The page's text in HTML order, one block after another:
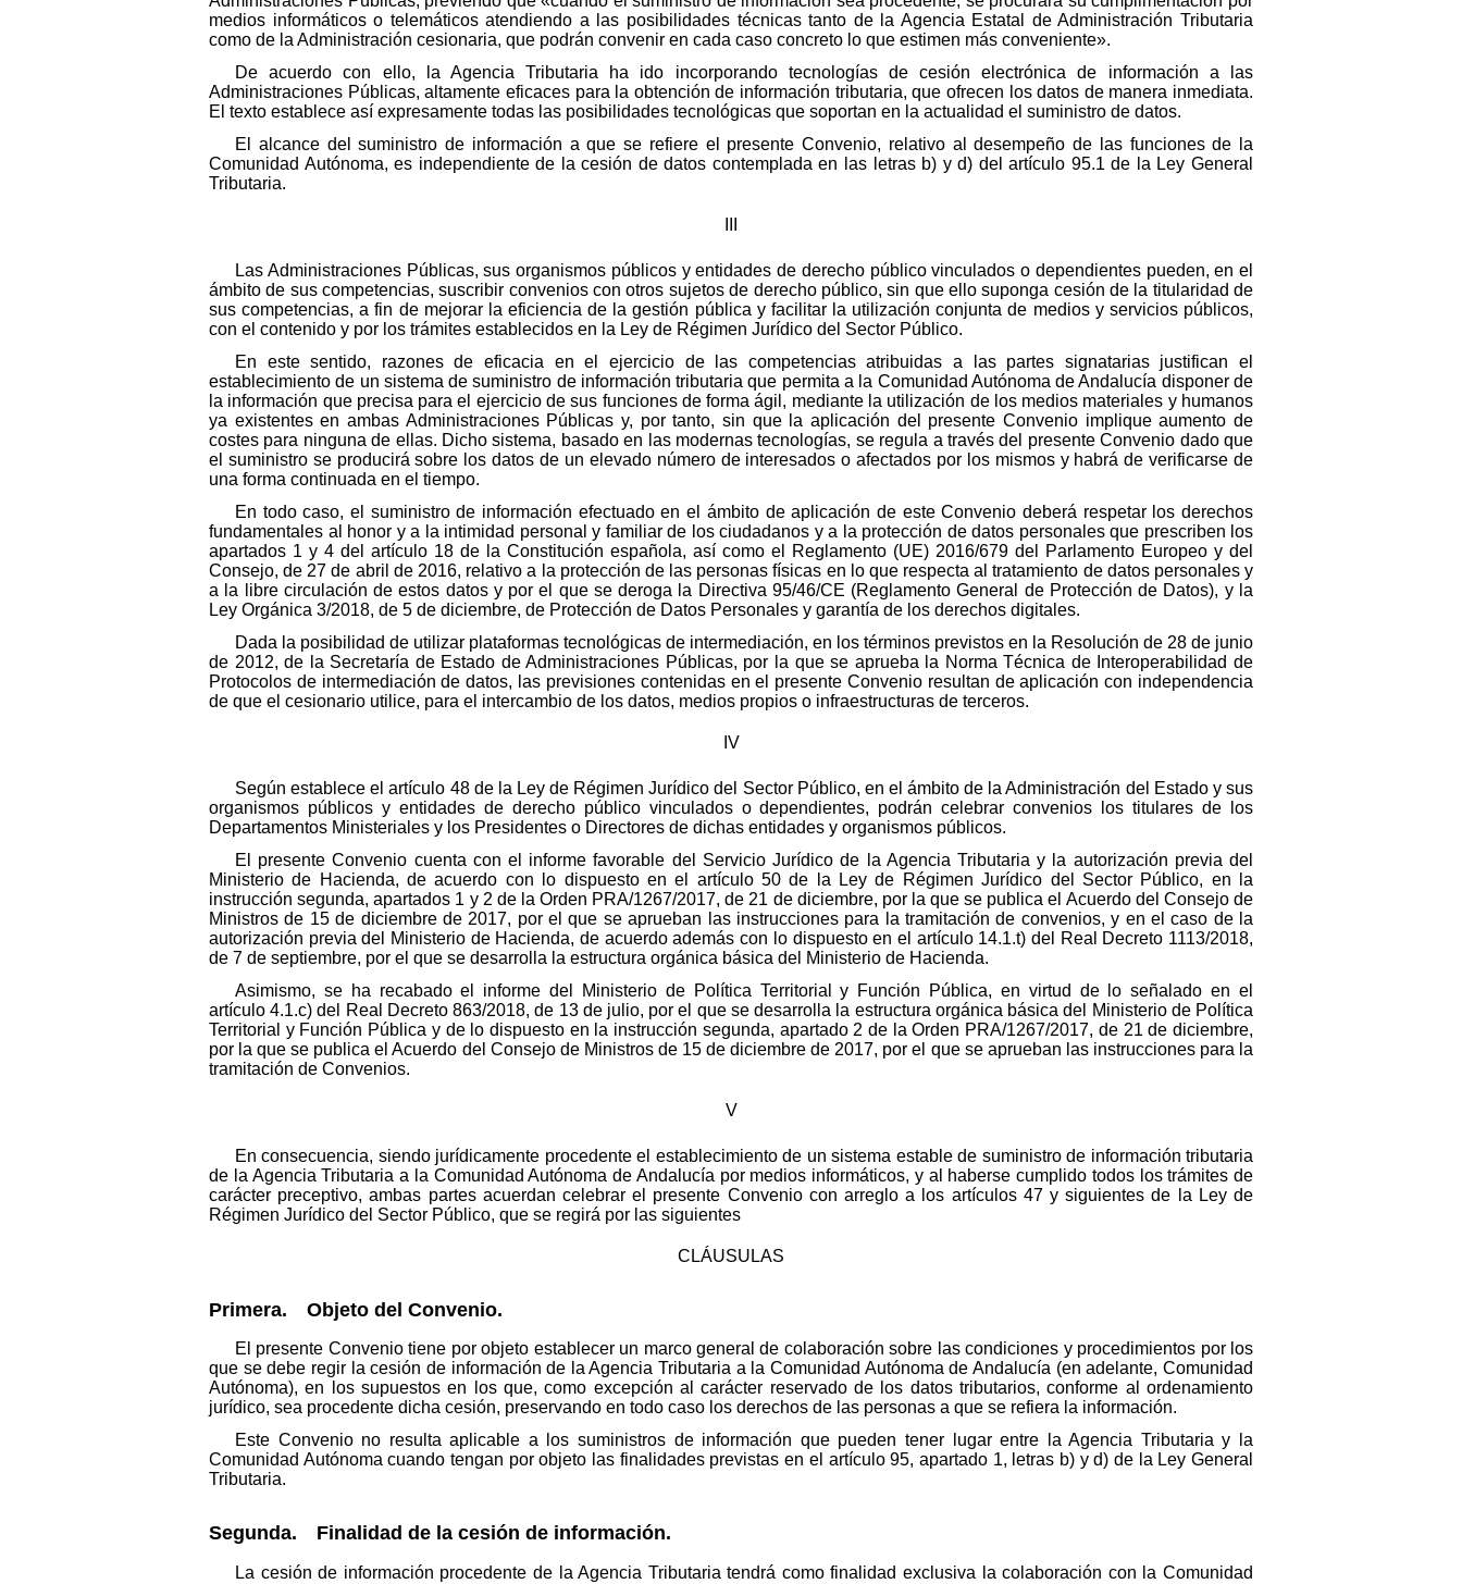
medios informáticos o telemáticos atendiendo a las posibilidades técnicas tanto de la Agencia Estatal de Administración Tributaria
como de la Administración cesionaria, que podrán convenir en cada caso concreto lo que estimen más conveniente».
De acuerdo con ello, la Agencia Tributaria ha ido incorporando tecnologías de cesión electrónica de información a las
Administraciones Públicas, altamente eficaces para la obtención de información tributaria, que ofrecen los datos de manera inmediata.
El texto establece así expresamente todas las posibilidades tecnológicas que soportan en la actualidad el suministro de datos.
El alcance del suministro de información a que se refiere el presente Convenio, relativo al desempeño de las funciones de la
Comunidad Autónoma, es independiente de la cesión de datos contemplada en las letras b) y d) del artículo 95.1 de la Ley General
Tributaria.
Las Administraciones Públicas, sus organismos públicos y entidades de derecho público vinculados o dependientes pueden, en el
ámbito de sus competencias, suscribir convenios con otros sujetos de derecho público, sin que ello suponga cesión de la titularidad de
sus competencias, a fin de mejorar la eficiencia de la gestión pública y facilitar la utilización conjunta de medios y servicios públicos,
con el contenido y por los trámites establecidos en la Ley de Régimen Jurídico del Sector Público.
En este sentido, razones de eficacia en el ejercicio de las competencias atribuidas a las partes signatarias justifican el
establecimiento de un sistema de suministro de información tributaria que permita a la Comunidad Autónoma de Andalucía disponer de
la información que precisa para el ejercicio de sus funciones de forma ágil, mediante la utilización de los medios materiales y humanos
ya existentes en ambas Administraciones Públicas y, por tanto, sin que la aplicación del presente Convenio implique aumento de
costes para ninguna de ellas. Dicho sistema, basado en las modernas tecnologías, se regula a través del presente Convenio dado que
el suministro se producirá sobre los datos de un elevado número de interesados o afectados por los mismos y habrá de verificarse de
una forma continuada en el tiempo.
En todo caso, el suministro de información efectuado en el ámbito de aplicación de este Convenio deberá respetar los derechos
fundamentales al honor y a la intimidad personal y familiar de los ciudadanos y a la protección de datos personales que prescriben los
apartados 1 y 4 del artículo 18 de la Constitución española, así como el Reglamento (UE) 2016/679 del Parlamento Europeo y del
Consejo, de 27 de abril de 2016, relativo a la protección de las personas físicas en lo que respecta al tratamiento de datos personales y
a la libre circulación de estos datos y por el que se deroga la Directiva 95/46/CE (Reglamento General de Protección de Datos), y la
Ley Orgánica 3/2018, de 5 de diciembre, de Protección de Datos Personales y garantía de los derechos digitales.
Dada la posibilidad de utilizar plataformas tecnológicas de intermediación, en los términos previstos en la Resolución de 28 de junio
de 2012, de la Secretaría de Estado de Administraciones Públicas, por la que se aprueba la Norma Técnica de Interoperabilidad de
Protocolos de intermediación de datos, las previsiones contenidas en el presente Convenio resultan de aplicación con independencia
de que el cesionario utilice, para el intercambio de los datos, medios propios o infraestructuras de terceros.
IV
Según establece el artículo 48 de la Ley de Régimen Jurídico del Sector Público, en el ámbito de la Administración del Estado y sus
organismos públicos y entidades de derecho público vinculados o dependientes, podrán celebrar convenios los titulares de los
Departamentos Ministeriales y los Presidentes o Directores de dichas entidades y organismos públicos.
El presente Convenio cuenta con el informe favorable del Servicio Jurídico de la Agencia Tributaria y la autorización previa del
Ministerio de Hacienda, de acuerdo con lo dispuesto en el artículo 50 de la Ley de Régimen Jurídico del Sector Público, en la
instrucción segunda, apartados 1 y 2 de la Orden PRA/1267/2017, de 21 de diciembre, por la que se publica el Acuerdo del Consejo de
Ministros de 15 de diciembre de 2017, por el que se aprueban las instrucciones para la tramitación de convenios, y en el caso de la
autorización previa del Ministerio de Hacienda, de acuerdo además con lo dispuesto en el artículo 14.1.t) del Real Decreto 1113/2018,
de 7 de septiembre, por el que se desarrolla la estructura orgánica básica del Ministerio de Hacienda.
Asimismo, se ha recabado el informe del Ministerio de Política Territorial y Función Pública, en virtud de lo señalado en el
artículo 4.1.c) del Real Decreto 863/2018, de 13 de julio, por el que se desarrolla la estructura orgánica básica del Ministerio de Política
Territorial y Función Pública y de lo dispuesto en la instrucción segunda, apartado 2 de la Orden PRA/1267/2017, de 21 de diciembre,
por la que se publica el Acuerdo del Consejo de Ministros de 15 de diciembre de 2017, por el que se aprueban las instrucciones para la
tramitación de Convenios.
V
En consecuencia, siendo jurídicamente procedente el establecimiento de un sistema estable de suministro de información tributaria
de la Agencia Tributaria a la Comunidad Autónoma de Andalucía por medios informáticos, y al haberse cumplido todos los trámites de
carácter preceptivo, ambas partes acuerdan celebrar el presente Convenio con arreglo a los artículos 47 y siguientes de la Ley de
Régimen Jurídico del Sector Público, que se regirá por las siguientes
CLÁUSULAS
Primera. Objeto del Convenio.
El presente Convenio tiene por objeto establecer un marco general de colaboración sobre las condiciones y procedimientos por los
que se debe regir la cesión de información de la Agencia Tributaria a la Comunidad Autónoma de Andalucía (en adelante, Comunidad
Autónoma), en los supuestos en los que, como excepción al carácter reservado de los datos tributarios, conforme al ordenamiento
jurídico, sea procedente dicha cesión, preservando en todo caso los derechos de las personas a que se refiera la información.
Este Convenio no resulta aplicable a los suministros de información que pueden tener lugar entre la Agencia Tributaria y la
Comunidad Autónoma cuando tengan por objeto las finalidades previstas en el artículo 95, apartado 1, letras b) y d) de la Ley General
Tributaria.
Segunda. Finalidad de la cesión de información.
La cesión de información procedente de la Agencia Tributaria tendrá como finalidad exclusiva la colaboración con la Comunidad